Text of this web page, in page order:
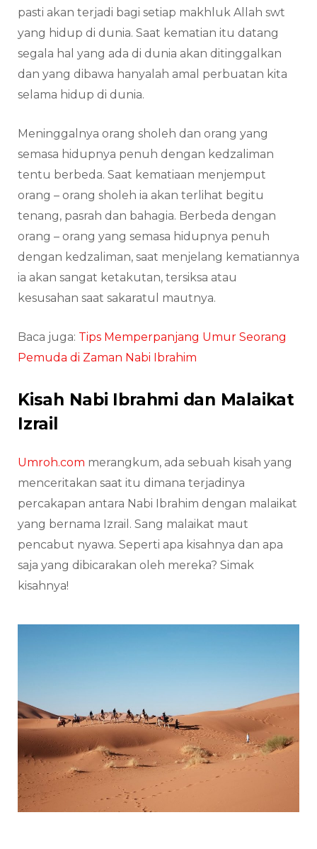
pasti akan terjadi bagi setiap makhluk Allah swt
yang hidup di dunia. Saat kematian itu datang
segala hal yang ada di dunia akan ditinggalkan
dan yang dibawa hanyalah amal perbuatan kita
selama hidup di dunia.
Meninggalnya orang sholeh dan orang yang
semasa hidupnya penuh dengan kedzaliman
tentu berbeda. Saat kematiaan menjemput
orang – orang sholeh ia akan terlihat begitu
tenang, pasrah dan bahagia. Berbeda dengan
orang – orang yang semasa hidupnya penuh
dengan kedzaliman, saat menjelang kematiannya
ia akan sangat ketakutan, tersiksa atau
kesusahan saat sakaratul mautnya.
Baca juga: Tips Memperpanjang Umur Seorang
Pemuda di Zaman Nabi Ibrahim
Kisah Nabi Ibrahmi dan Malaikat
Izrail
Umroh.com merangkum, ada sebuah kisah yang
menceritakan saat itu dimana terjadinya
percakapan antara Nabi Ibrahim dengan malaikat
yang bernama Izrail. Sang malaikat maut
pencabut nyawa. Seperti apa kisahnya dan apa
saja yang dibicarakan oleh mereka? Simak
kisahnya!